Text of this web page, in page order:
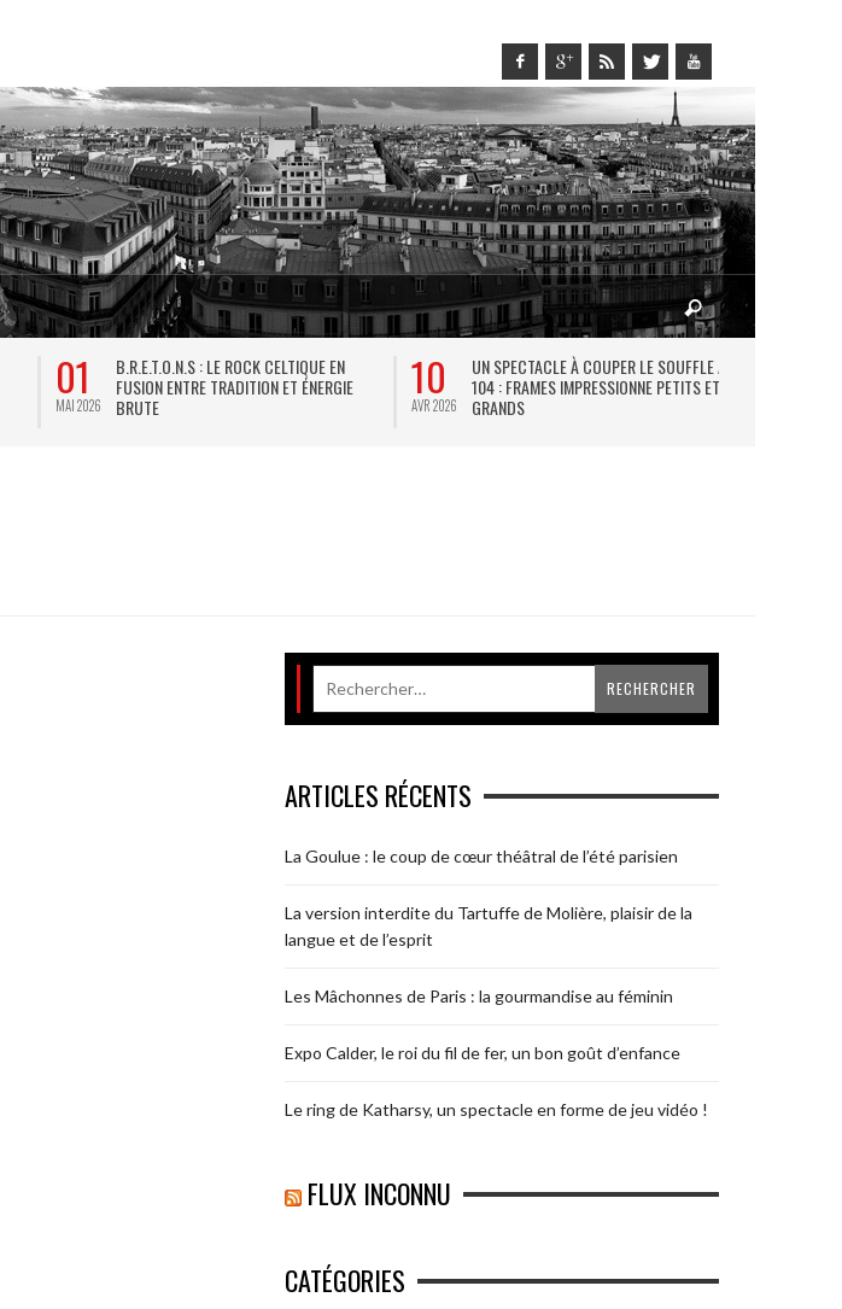
01
MAI 2026
B.R.E.T.O.N.S : LE ROCK CELTIQUE EN
FUSION ENTRE TRADITION ET ÉNERGIE
BRUTE
10
AVR 2026
UN SPECTACLE À COUPER LE SOUFFLE AU
104 : FRAMES IMPRESSIONNE PETITS ET
GRANDS
ARTICLES RÉCENTS
La Goulue : le coup de cœur théâtral de l’été parisien
La version interdite du Tartuffe de Molière, plaisir de la
langue et de l’esprit
Les Mâchonnes de Paris : la gourmandise au féminin
Expo Calder, le roi du fil de fer, un bon goût d’enfance
Le ring de Katharsy, un spectacle en forme de jeu vidéo !
FLUX INCONNU
CATÉGORIES